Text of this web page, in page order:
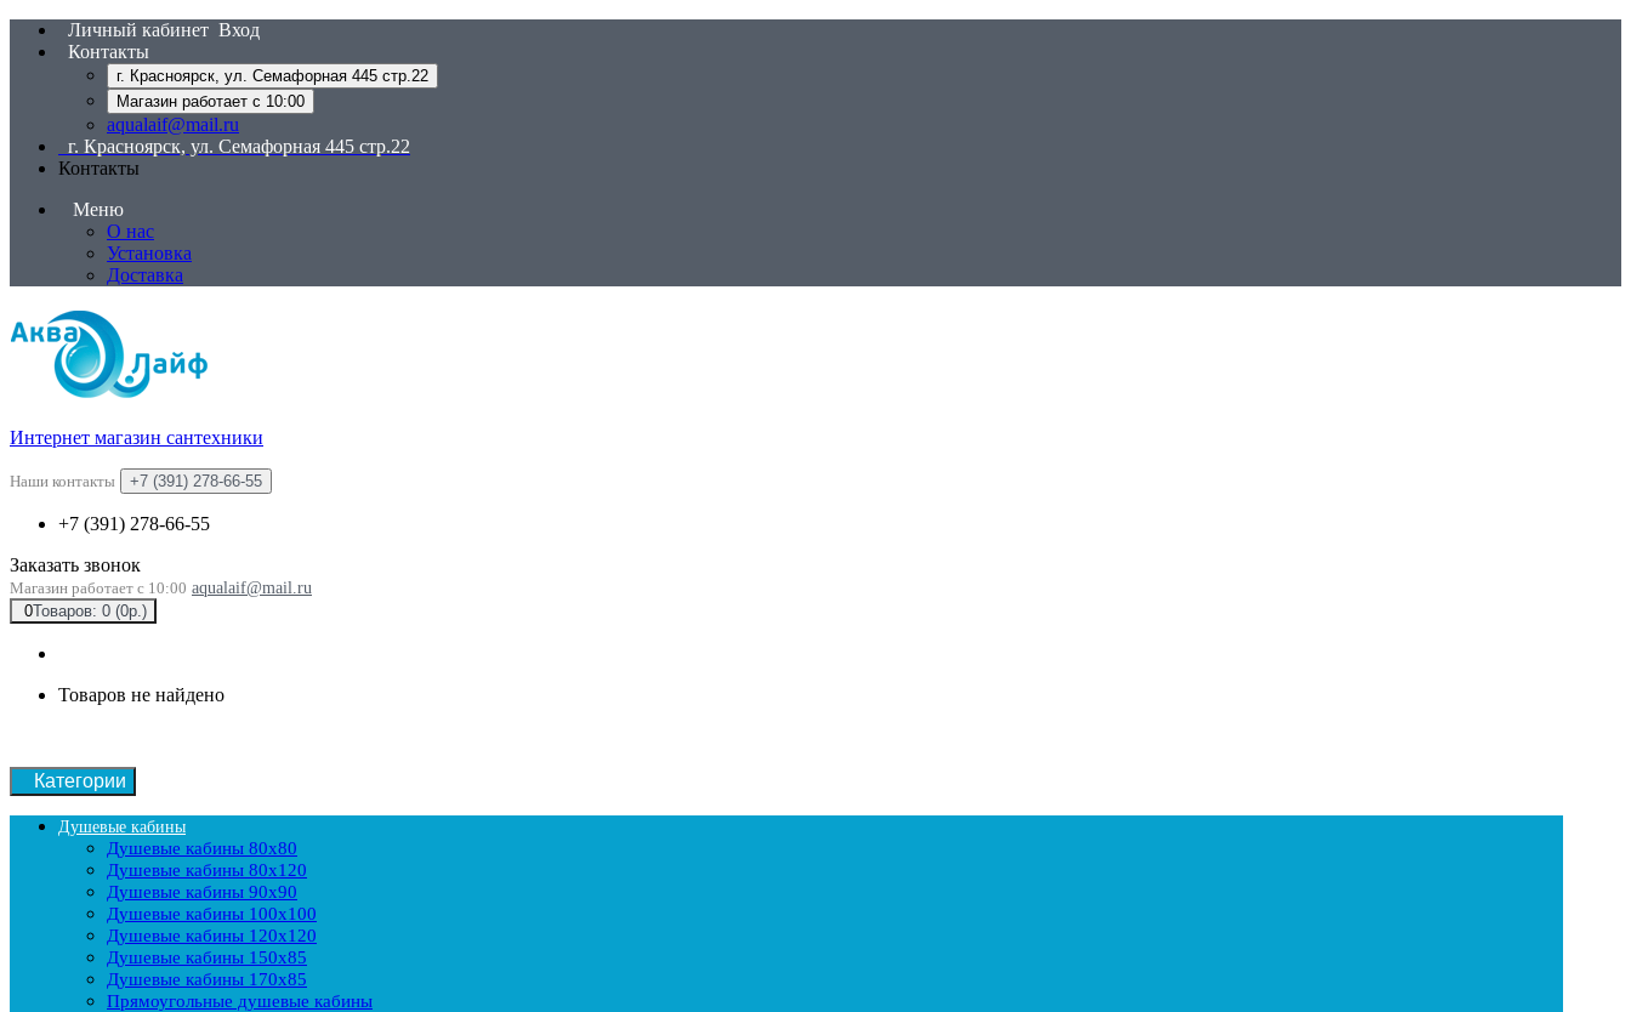
Личный кабинет Вход
Контакты
г. Красноярск, ул. Семафорная 445 стр.22
Магазин работает с 10:00
aqualaif@mail.ru
г. Красноярск, ул. Семафорная 445 стр.22
Контакты
Меню
О нас
Установка
Доставка
Интернет магазин сантехники
Наши контакты +7 (391) 278-66-55
+7 (391) 278-66-55
Заказать звонок
Магазин работает с 10:00 aqualaif@mail.ru
0Товаров: 0 (0р.)
Товаров не найдено
Категории
Душевые кабины
Душевые кабины 80x80
Душевые кабины 80x120
Душевые кабины 90х90
Душевые кабины 100x100
Душевые кабины 120x120
Душевые кабины 150x85
Душевые кабины 170x85
Прямоугольные душевые кабины